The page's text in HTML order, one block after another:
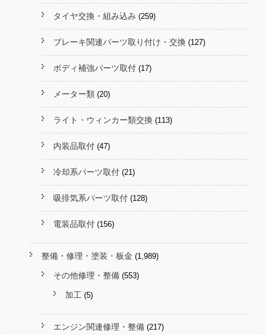
タイヤ交換・組み込み (259)
ブレーキ関連パーツ取り付け・交換 (127)
ボディ補強パーツ取付 (17)
メーター類 (20)
ライト・ウィンカー類交換 (113)
内装品取付 (47)
冷却系パーツ取付 (21)
吸排気系パーツ取付 (128)
電装品取付 (156)
整備・修理・塗装・板金 (1,989)
その他修理・整備 (553)
加工 (5)
エンジン関連修理・整備 (217)